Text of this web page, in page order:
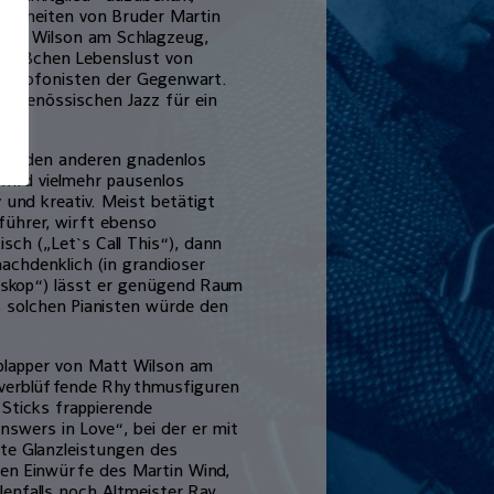
von Bruder Martin
Wilson am Schlagzeug,
bißchen Lebenslust von
der Gegenwart.
Jazz für ein
den anderen gnadenlos
vielmehr pausenlos
kreativ. Meist betätigt
wirft ebenso
(„Let`s Call This“), dann
(in grandioser
lässt er genügend Raum
Pianisten würde den
von Matt Wilson am
Rhythmusfiguren
frappierende
in Love“, bei der er mit
Glanzleistungen des
Einwürfe des Martin Wind,